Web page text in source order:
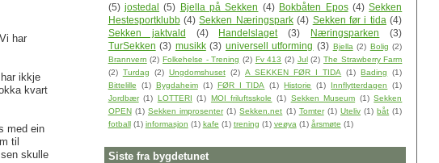
har
ikkje
kvart
med ein
til
skulle
(5) jostedal (5) Bjella på Sekken (4) Bokbåten Epos (4) Sekken
Hestesportklubb (4) Sekken Næringspark (4) Sekken før i tida (4)
Sekken jaktvald
(4) Handelslaget (3) Næringsparken
(3)
TurSekken (3) musikk (3) universell utforming (3) Bjella (2) Bolig (2)
Brannvern (2) Folkehelse - Trening (2) Fv 413 (2) Jul (2) The Strawberry Farm
(2) Turdag (2) Ungdomshuset (2) A SEKKEN FØR I TIDA (1) Bading
(1)
Bittelille
(1) Bygdaheim (1) FØR I TIDA (1) Historie (1) Innflytterdagen
(1)
Jordbær (1) LOTTERI (1) MOI friluftsskole (1) Sekken Museum (1) Sekken
OPEN (1) Sekken improsenter (1) Sekken.net (1) Tomter (1) Uteliv (1) båt (1)
fotball (1) informasjon (1) kafe (1) trening (1) veøya (1) årsmøte (1)
Siste fra bygdetunet